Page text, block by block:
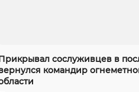
сослуживцев в
командир